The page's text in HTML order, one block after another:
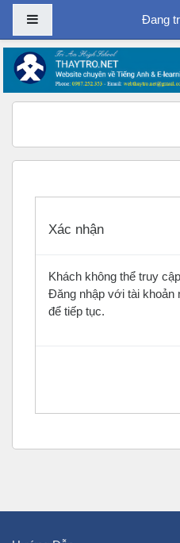
Chuyển tới nội dung chính
Bảng điều khiển cạnhĐang
Xác nhận
Khách không thể truy
Đăng nhập với tài khoản
để tiếp tục.